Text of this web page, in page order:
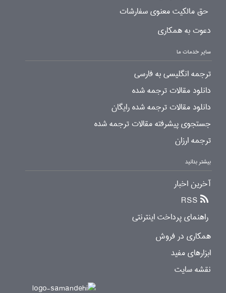
حق مالکیت معنوی سفارشات
دعوت به همکاری
سایر خدمات ما
ترجمه انگلیسی به فارسی
دانلود مقالات ترجمه شده
دانلود مقالات ترجمه شده رایگان
جستجوی پیشرفته مقالات ترجمه شده
ترجمه ارزان
بیشتر بدانید
آخرین اخبار
RSS
راهنمای پرداخت اینترنتی
همکاری در فروش
ابزارهای مفید
نقشه سایت